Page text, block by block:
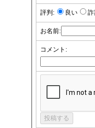
評判: 良い 詐
お名前:
コメント: